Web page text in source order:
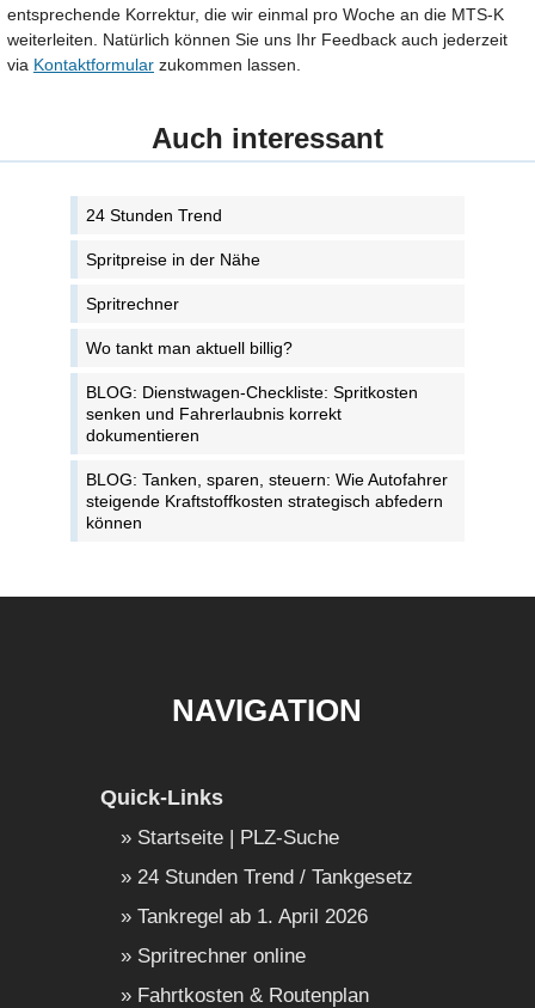
entsprechende Korrektur, die wir einmal pro Woche an die MTS-K
weiterleiten. Natürlich können Sie uns Ihr Feedback auch jederzeit
via Kontaktformular zukommen lassen.
Auch interessant
24 Stunden Trend
Spritpreise in der Nähe
Spritrechner
Wo tankt man aktuell billig?
BLOG: Dienstwagen-Checkliste: Spritkosten
senken und Fahrerlaubnis korrekt
dokumentieren
BLOG: Tanken, sparen, steuern: Wie Autofahrer
steigende Kraftstoffkosten strategisch abfedern
können
NAVIGATION
Quick-Links
Startseite | PLZ-Suche
24 Stunden Trend / Tankgesetz
Tankregel ab 1. April 2026
Spritrechner online
Fahrtkosten & Routenplan